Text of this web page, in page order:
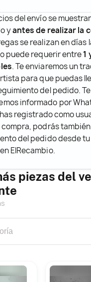
del envío se
yantes de realizar la
se realizan en días
puede requerir entre1
. Te enviaremos un
para que puedas
del pedido. Te
informado por
registrado como
compra, podrás
del pedido desde
ElRecambio.
piezas del